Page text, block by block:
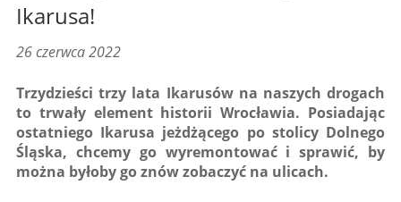
Ikarusa!
26 czerwca 2022
Trzydzieści trzy lata Ikarusów na naszych drogach
to trwały element historii Wrocławia. Posiadając
ostatniego Ikarusa jeżdżącego po stolicy Dolnego
Śląska, chcemy go wyremontować i sprawić, by
można byłoby go znów zobaczyć na ulicach.